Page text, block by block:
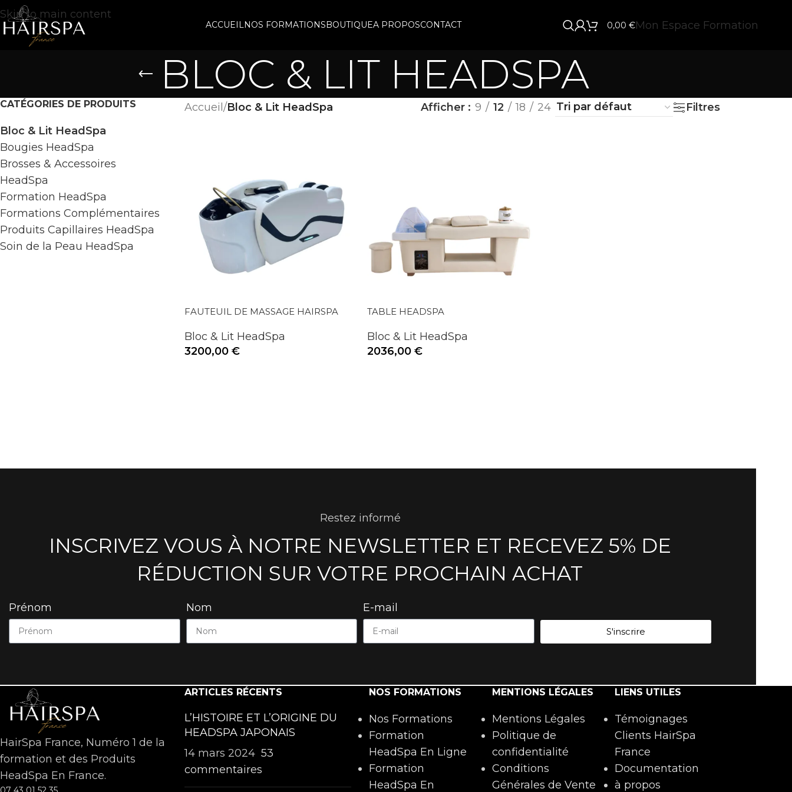
Skip to main content
ACCUEILNOS FORMATIONSBOUTIQUEA PROPOSCONTACT 0,00 €Mon Espace Formation
BLOC & LIT HEADSPA
CATÉGORIES DE PRODUITS
Bloc & Lit HeadSpa
Bougies HeadSpa
Brosses & Accessoires
HeadSpa
Formation HeadSpa
Formations Complémentaires
Produits Capillaires HeadSpa
Soin de la Peau HeadSpa
Accueil /Bloc & Lit HeadSpa Afficher 9 12 18 24 Filtres
FAUTEUIL DE MASSAGE HAIRSPA
Bloc & Lit HeadSpa
3200,00 €
TABLE HEADSPA
Bloc & Lit HeadSpa
2036,00 €
Restez informé
INSCRIVEZ VOUS À NOTRE NEWSLETTER ET RECEVEZ 5% DE
RÉDUCTION SUR VOTRE PROCHAIN ACHAT
Prénom Nom E-mail
S'inscrire
HairSpa France, Numéro 1 de la
formation et des Produits
HeadSpa En France.
ARTICLES RÉCENTS
L’HISTOIRE ET L’ORIGINE DU
HEADSPA JAPONAIS
14 mars 2024 53
commentaires
NOS FORMATIONS
Nos Formations
Formation
HeadSpa En Ligne
Formation
HeadSpa En
MENTIONS LÉGALES
Mentions Légales
Politique de
confidentialité
Conditions
Générales de Vente
LIENS UTILES
Témoignages
Clients HairSpa
France
Documentation
à propos